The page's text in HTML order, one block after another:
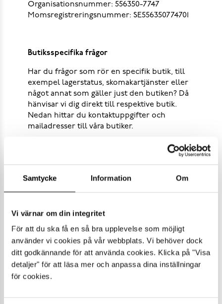
Samtycke Information Om
Vi värnar om din integritet
För att du ska få en så bra upplevelse som möjligt
använder vi cookies på vår webbplats. Vi behöver dock
ditt godkännande för att använda cookies. Klicka på "Visa
detaljer" för att läsa mer och anpassa dina inställningar
för cookies.
Organisationsnummer: 556350-7747
Momsregistreringsnummer: SE556350774701
Butiksspecifika frågor
Har du frågor som rör en specifik butik, till
exempel lagerstatus, skomakartjänster eller
något annat som gäller just den butiken? Då
hänvisar vi dig direkt till respektive butik.
Nedan hittar du kontaktuppgifter och
mailadresser till våra butiker.
Scorett Outlet
Håkanssons